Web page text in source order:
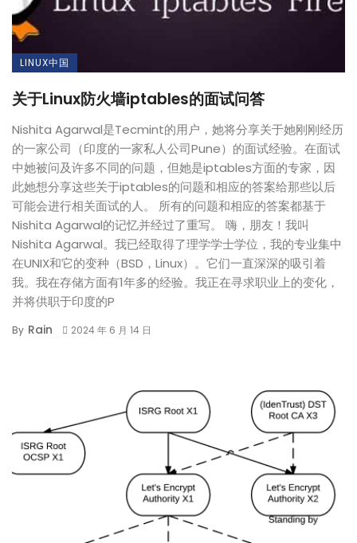
LINUX中国
关于Linux防火墙iptables的面试问答
Nishita Agarwal是Tecmint的用户，她将分享关于她刚刚经历
的一家公司（印度的一家私人公司Pune）的面试经验。在面试
中她被问及许多不同的问题，但她是iptables方面的专家，因
此她想分享这些关于iptables的问题和相应的答案给那些以后
可能会进行相关面试的人。 所有的问题和相应的答案都基于
Nishita Agarwal的记忆并经过了重写。 嗨，朋友！我叫
Nishita Agarwal。我已经取得了理学学士学位，我的专业集中
在UNIX和它的变种（BSD，Linux）。它们一直深深的吸引着
我。我在存储方面有1年多的经验。我正在寻求职业上的变化，
并将供职于印度的P
By Rain 2024 年 6 月 14 日